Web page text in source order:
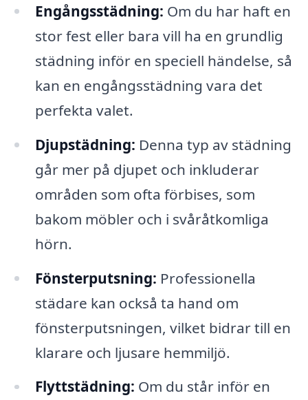
Engångsstädning: Om du har haft en
stor fest eller bara vill ha en grundlig
städning inför en speciell händelse, så
kan en engångsstädning vara det
perfekta valet.
Djupstädning: Denna typ av städning
går mer på djupet och inkluderar
områden som ofta förbises, som
bakom möbler och i svåråtkomliga
hörn.
Fönsterputsning: Professionella
städare kan också ta hand om
fönsterputsningen, vilket bidrar till en
klarare och ljusare hemmiljö.
Flyttstädning: Om du står inför en